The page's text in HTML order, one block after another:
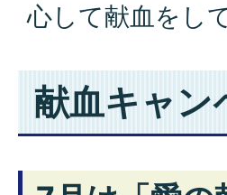
心して献血をし
献血キャン